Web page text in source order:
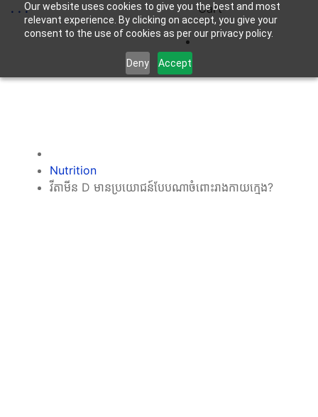
Our website uses cookies to give you the best and most
relevant experience. By clicking on accept, you give your
consent to the use of cookies as per our privacy policy.
Deny Accept
. . . Cart
Nutrition
វីតាមីន D មានប្រយោជន៍បែបណាចំពោះរាងកាយក្មេង?